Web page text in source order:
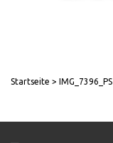
Startseite > IMG_7396_PS